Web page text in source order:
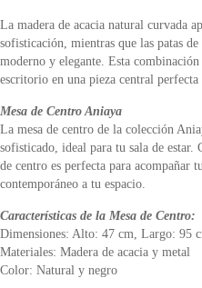
La madera de acacia natural curvada
sofisticación, mientras que las patas
moderno y elegante. Esta
escritorio en una pieza central
Mesa de Centro Aniaya
La mesa de centro de la colección
sofisticado, ideal para tu sala de estar.
de centro es perfecta para acompañar
contemporáneo a tu espacio.
Características de la Mesa de Centro:
Dimensiones: Alto: 47 cm, Largo: 95
Materiales: Madera de acacia y metal
Color: Natural y negro